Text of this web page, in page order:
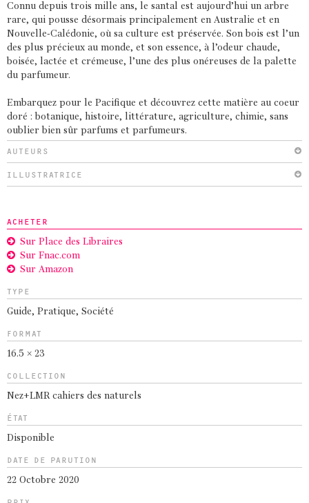
Connu depuis trois mille ans, le santal est aujourd’hui un arbre
rare, qui pousse désormais principalement en Australie et en
Nouvelle-Calédonie, où sa culture est préservée. Son bois est l’un
des plus précieux au monde, et son essence, à l’odeur chaude,
boisée, lactée et crémeuse, l’une des plus onéreuses de la palette
du parfumeur.
Embarquez pour le Pacifique et découvrez cette matière au coeur
doré : botanique, histoire, littérature, agriculture, chimie, sans
oublier bien sûr parfums et parfumeurs.
AUTEURS
ILLUSTRATRICE
ACHETER
Sur Place des Libraires
Sur Fnac.com
Sur Amazon
TYPE
Guide, Pratique, Société
FORMAT
16.5 × 23
COLLECTION
Nez+LMR cahiers des naturels
ÉTAT
Disponible
DATE DE PARUTION
22 Octobre 2020